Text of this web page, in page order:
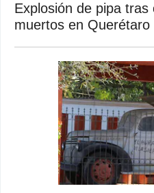
Explosión de pipa
muertos en Querétaro